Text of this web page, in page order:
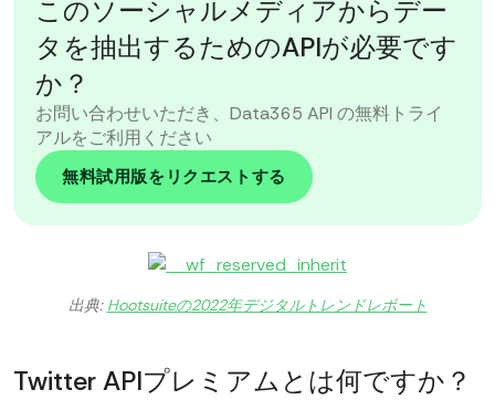
このソーシャルメディアからデー
タを抽出するためのAPIが必要です
か？
お問い合わせいただき、Data365 API の無料トライ
アルをご利用ください
無料試用版をリクエストする
出典: Hootsuiteの2022年デジタルトレンドレポート
Twitter APIプレミアムとは何ですか？